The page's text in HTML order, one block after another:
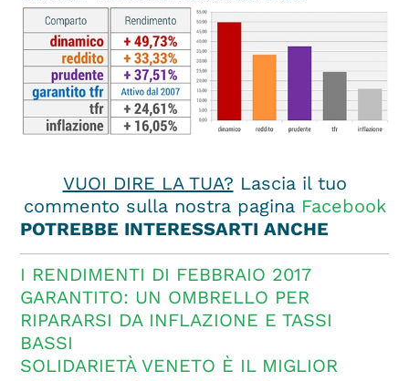
VUOI DIRE LA TUA? Lascia il tuo
commento sulla nostra pagina Facebook
POTREBBE INTERESSARTI ANCHE
I RENDIMENTI DI FEBBRAIO 2017
GARANTITO: UN OMBRELLO PER
RIPARARSI DA INFLAZIONE E TASSI
BASSI
SOLIDARIETÀ VENETO È IL MIGLIOR